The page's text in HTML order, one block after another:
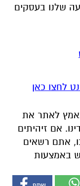
שלנו בעסקים
לחצו כאן
מאמץ לאתר את
אם זיהיתים
אתם רשאים
באמצעות